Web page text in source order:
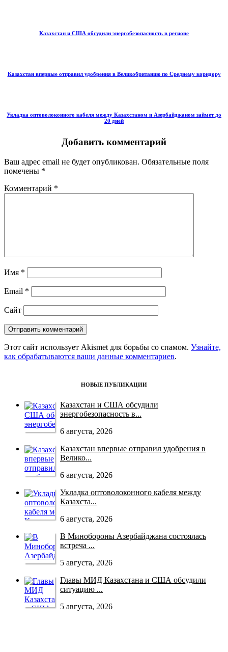
Казахстан и США обсудили энергобезопасность в регионе
Казахстан впервые отправил удобрения в Великобританию по Среднему коридору
Укладка оптоволоконного кабеля между Казахстаном и Азербайджаном займет до
20 дней
Добавить комментарий
Ваш адрес email не будет опубликован. Обязательные поля
помечены *
Комментарий *
Имя *
Email *
Сайт
Этот сайт использует Akismet для борьбы со спамом. Узнайте,
как обрабатываются ваши данные комментариев.
НОВЫЕ ПУБЛИКАЦИИ
Казахстан и США обсудили
энергобезопасность в...
6 августа, 2026
Казахстан впервые отправил удобрения в
Велико...
6 августа, 2026
Укладка оптоволоконного кабеля между
Казахста...
6 августа, 2026
В Минобороны Азербайджана состоялась
встреча ...
5 августа, 2026
Главы МИД Казахстана и США обсудили
ситуацию ...
5 августа, 2026